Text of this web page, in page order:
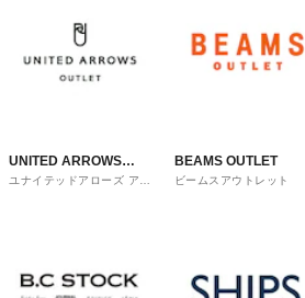
UNITED ARROWS
OUTLET
ユナイテッドアローズ アウ
BEAMS OUTLET
ビームスアウトレット